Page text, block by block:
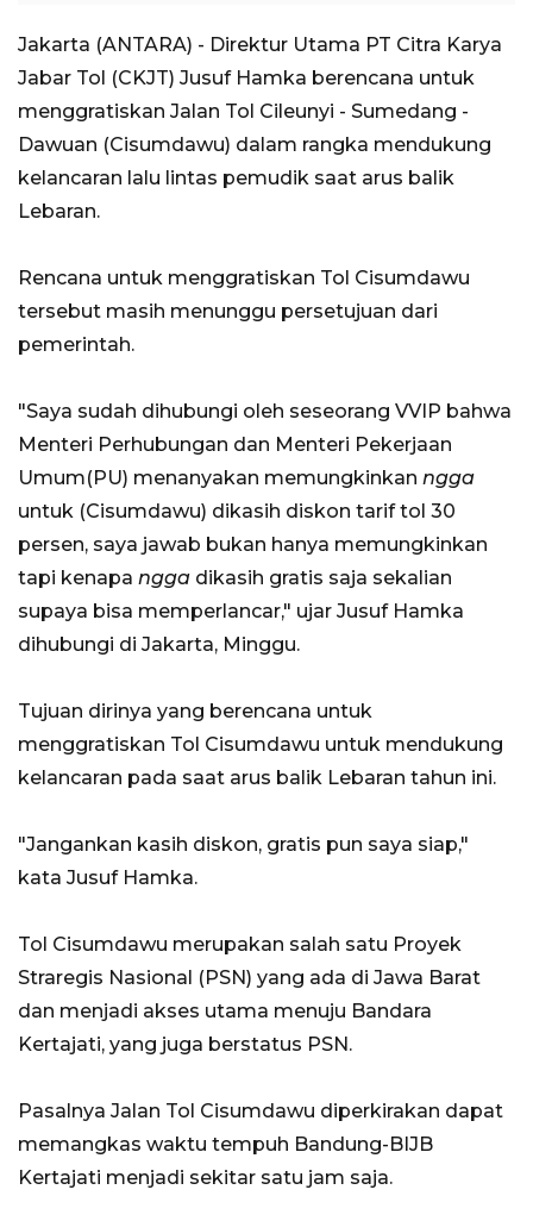
Jakarta (ANTARA) - Direktur Utama PT Citra Karya
Jabar Tol (CKJT) Jusuf Hamka berencana untuk
menggratiskan Jalan Tol Cileunyi - Sumedang -
Dawuan (Cisumdawu) dalam rangka mendukung
kelancaran lalu lintas pemudik saat arus balik
Lebaran.
Rencana untuk menggratiskan Tol Cisumdawu
tersebut masih menunggu persetujuan dari
pemerintah.
"Saya sudah dihubungi oleh seseorang VVIP bahwa
Menteri Perhubungan dan Menteri Pekerjaan
Umum(PU) menanyakan memungkinkan ngga
untuk (Cisumdawu) dikasih diskon tarif tol 30
persen, saya jawab bukan hanya memungkinkan
tapi kenapa ngga dikasih gratis saja sekalian
supaya bisa memperlancar," ujar Jusuf Hamka
dihubungi di Jakarta, Minggu.
Tujuan dirinya yang berencana untuk
menggratiskan Tol Cisumdawu untuk mendukung
kelancaran pada saat arus balik Lebaran tahun ini.
"Jangankan kasih diskon, gratis pun saya siap,"
kata Jusuf Hamka.
Tol Cisumdawu merupakan salah satu Proyek
Straregis Nasional (PSN) yang ada di Jawa Barat
dan menjadi akses utama menuju Bandara
Kertajati, yang juga berstatus PSN.
Pasalnya Jalan Tol Cisumdawu diperkirakan dapat
memangkas waktu tempuh Bandung-BIJB
Kertajati menjadi sekitar satu jam saja.